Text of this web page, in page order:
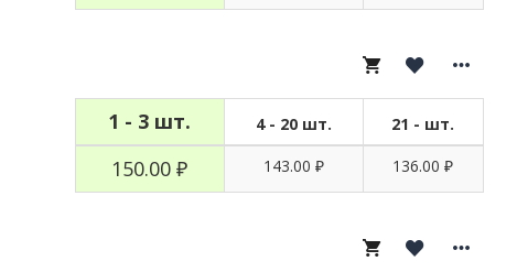
1 - 3 шт. 4 - 20 шт. 21 - шт.
150.00 ₽ 143.00 ₽ 136.00 ₽